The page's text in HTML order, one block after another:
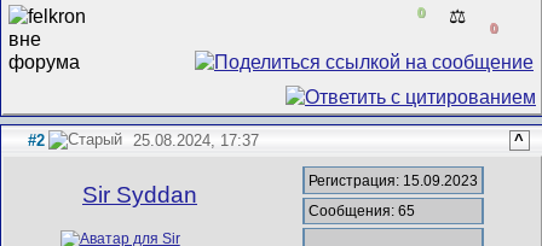
0 ⚖️
0
#2 25.08.2024, 17:37 ^
Sir Syddan
Регистрация: 15.09.2023
Сообщения: 65